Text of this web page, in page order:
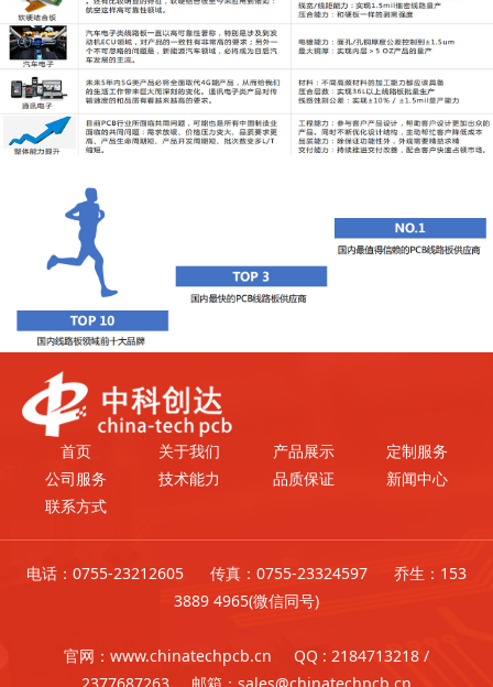
首页 关于我们 产品展示
定制服务
公司服务
技术能力 品质保证
新闻中心
联系方式
电话：0755-23212605 传真：0755-23324597 乔生：153
3889 4965(微信同号)
官网：www.chinatechpcb.cn QQ : 2184713218 /